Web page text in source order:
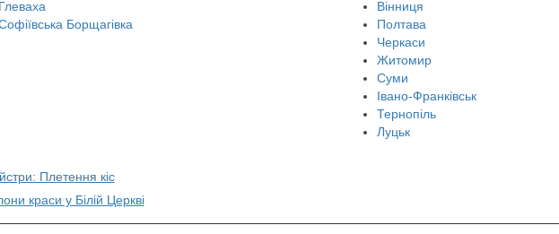
Борщагівка
Вінниця
Полтава
Черкаси
Житомир
Суми
Івано-Франківськ
Тернопіль
Луцьк
Плетення кіс
краси у Білій Церкві